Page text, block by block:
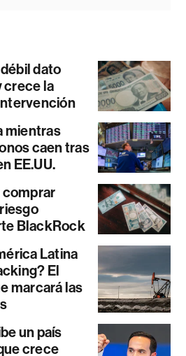
dato
crece la
mientras
caen tras
EE.UU.
comprar
BlackRock
Latina
El
marcará las
un país
crece